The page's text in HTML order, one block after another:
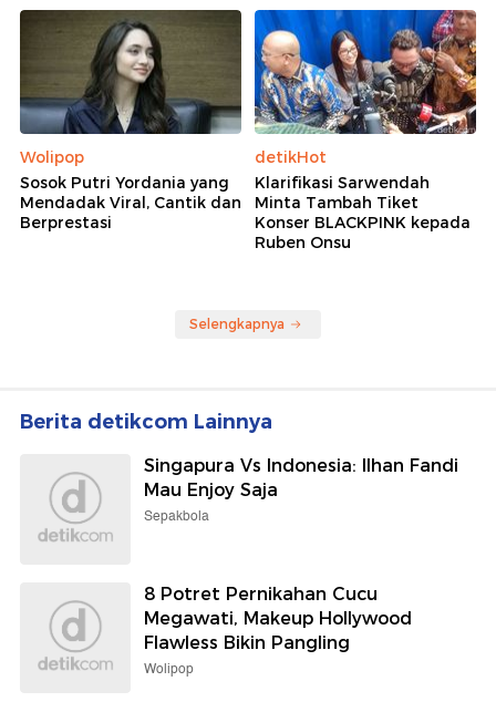
Wolipop
Sosok Putri Yordania yang
Mendadak Viral, Cantik dan
Berprestasi
detikHot
Klarifikasi Sarwendah
Minta Tambah Tiket
Konser BLACKPINK kepada
Ruben Onsu
Selengkapnya
Berita detikcom Lainnya
Singapura Vs Indonesia: Ilhan Fandi
Mau Enjoy Saja
Sepakbola
8 Potret Pernikahan Cucu
Megawati, Makeup Hollywood
Flawless Bikin Pangling
Wolipop